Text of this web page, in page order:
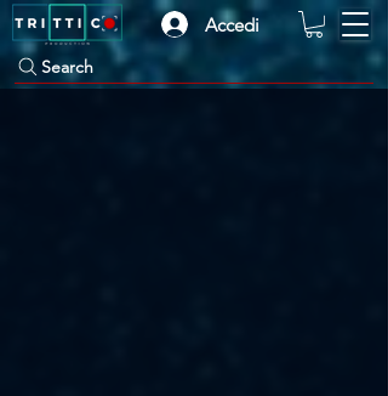
Accedi
Search